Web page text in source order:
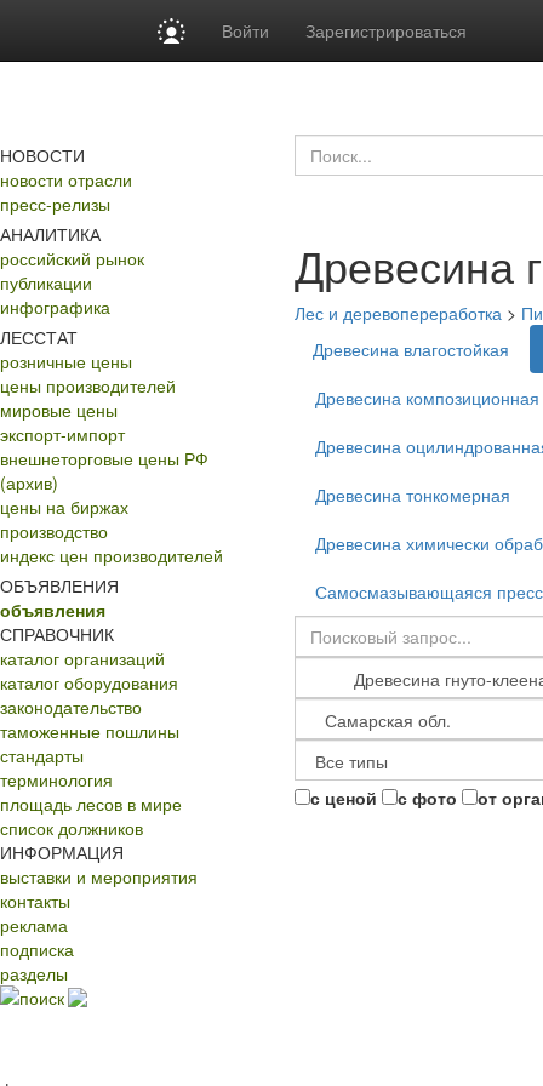
Войти Зарегистрироваться
НОВОСТИ
новости отрасли
пресс-релизы
АНАЛИТИКА
российский рынок
публикации
инфографика
ЛЕССТАТ
розничные цены
цены производителей
мировые цены
экспорт-импорт
внешнеторговые цены РФ
(архив)
цены на биржах
производство
индекс цен производителей
ОБЪЯВЛЕНИЯ
объявления
СПРАВОЧНИК
каталог организаций
каталог оборудования
законодательство
таможенные пошлины
стандарты
терминология
площадь лесов в мире
список должников
ИНФОРМАЦИЯ
выставки и мероприятия
контакты
реклама
подписка
разделы
поиск
Древесина
Лес и деревопереработка >
Древесина влагостойкая
Древесина композиционная
Древесина
Древесина тонкомерная
Древесина химически
Самосмазывающаяся
с ценой с фото от